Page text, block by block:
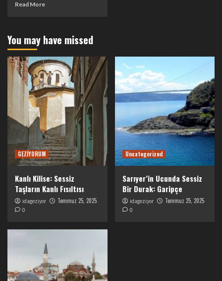
Read More
You may have missed
GEZİYORUM
Kanlı Kilise: Sessiz
Taşların Kanlı Fısıltısı
idageziyor Temmuz 25, 2025
0
Uncategorized
Sarıyer’in Ucunda Sessiz
Bir Durak: Garipçe
idageziyor Temmuz 25, 2025
0